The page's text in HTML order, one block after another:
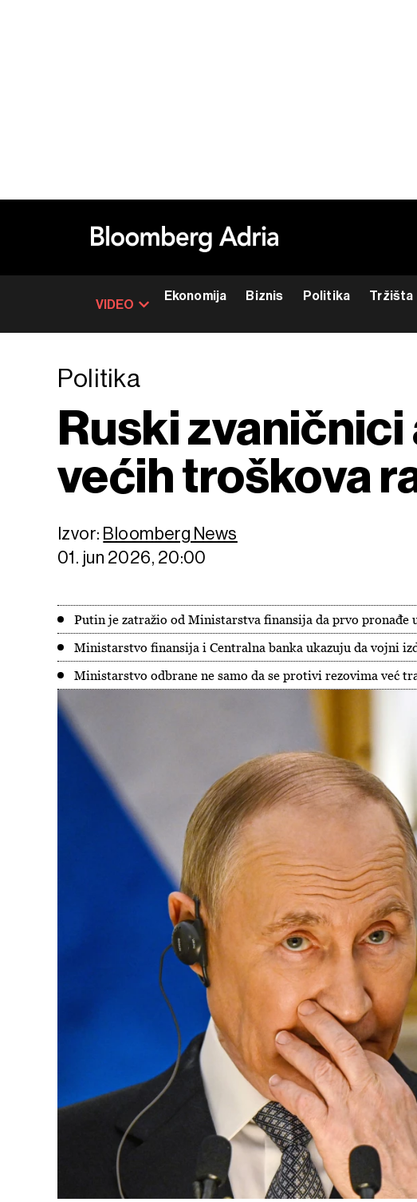
VIDEO
Ekonomija Biznis Politika Tržišta
Politika
Ruski
većih troškova
Izvor: Bloomberg News
01. jun 2026, 20:00
Putin je zatražio od Ministarstva finansija da prvo pronađe
Ministarstvo finansija i Centralna banka ukazuju da vojni
Ministarstvo odbrane ne samo da se protivi rezovima već